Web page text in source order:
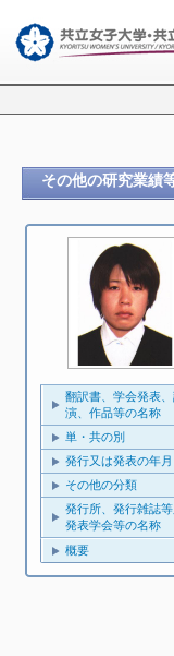
その他の研究業績
翻訳書、学会発表
演、作品等の名称
単・共の別
発行又は発表の年月
その他の分類
発行所、発行雑誌
発表学会等の名称
概要